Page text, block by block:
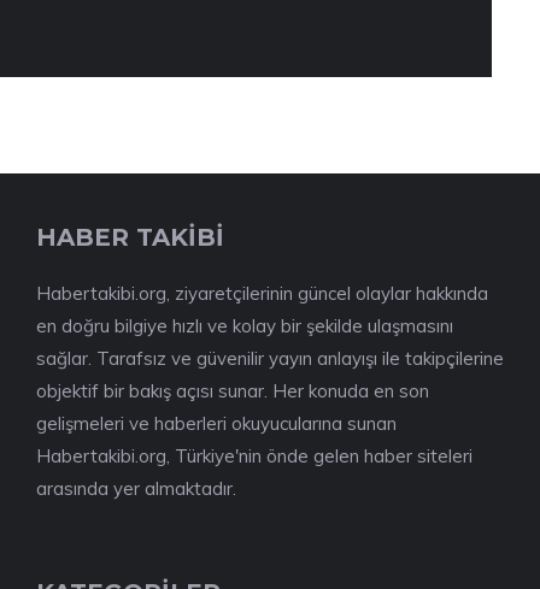
HABER TAKİBİ
Habertakibi.org, ziyaretçilerinin güncel olaylar hakkında
en doğru bilgiye hızlı ve kolay bir şekilde ulaşmasını
sağlar. Tarafsız ve güvenilir yayın anlayışı ile takipçilerine
objektif bir bakış açısı sunar. Her konuda en son
gelişmeleri ve haberleri okuyucularına sunan
Habertakibi.org, Türkiye'nin önde gelen haber siteleri
arasında yer almaktadır.